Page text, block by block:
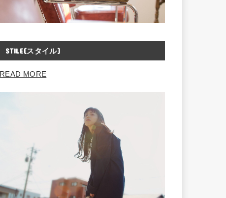
STILE(スタイル)
READ MORE